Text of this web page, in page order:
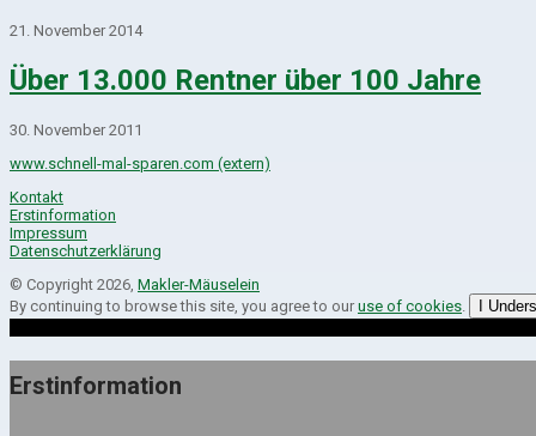
21. November 2014
Über 13.000 Rentner über 100 Jahre
30. November 2011
www.schnell-mal-sparen.com (extern)
Kontakt
Erstinformation
Impressum
Datenschutzerklärung
© Copyright 2026, Makler-Mäuselein
By continuing to browse this site, you agree to our use of cookies I
Erstinformation